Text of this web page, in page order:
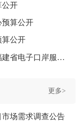
公开
预算公开
算公开
2026年度福建省贸易促进中心（福建省电子口岸服务中心）预算公开
更多>
场需求调查公告